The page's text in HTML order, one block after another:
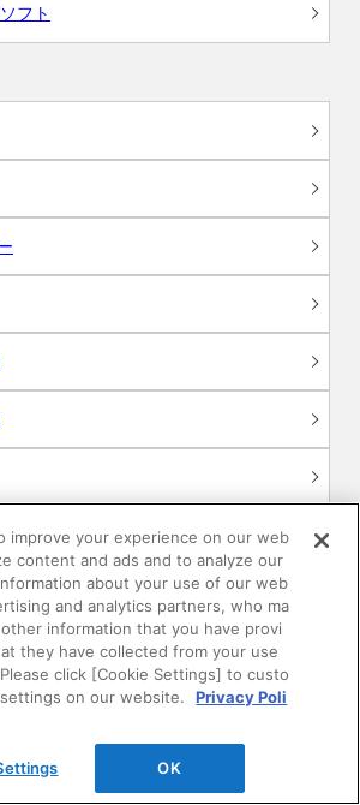
フト
ール
〈エアスマート〉
定・分析サービス
み
improve your experience on our web
content and ads and to analyze our
about your use of our web
and analytics partners, who ma
information that you have provi
they have collected from your use
click [Cookie Settings] to custo
on our website.
Privacy Poli
OK